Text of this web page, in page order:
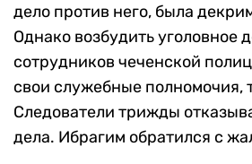
дело против него, была
Однако возбудить уголовное
сотрудников чеченской
свои служебные полномочия,
Следователи трижды
дела. Ибрагим обратился с